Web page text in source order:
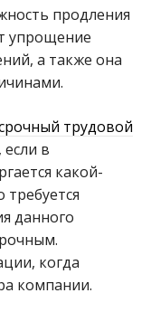
продления
упрощение
а также она
трудовой
в
какой-
данного
когда
компании.